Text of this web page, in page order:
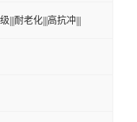
|||耐老化|||高抗冲|||